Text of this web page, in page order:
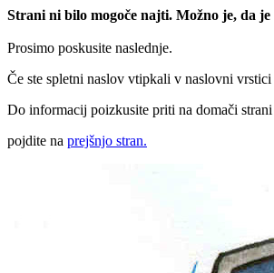
Strani ni bilo mogoče najti. Možno je, da
Prosimo poskusite naslednje.
Če ste spletni naslov vtipkali v naslovni
Do informacij poizkusite priti na domači strani
pojdite na prejšnjo stran.